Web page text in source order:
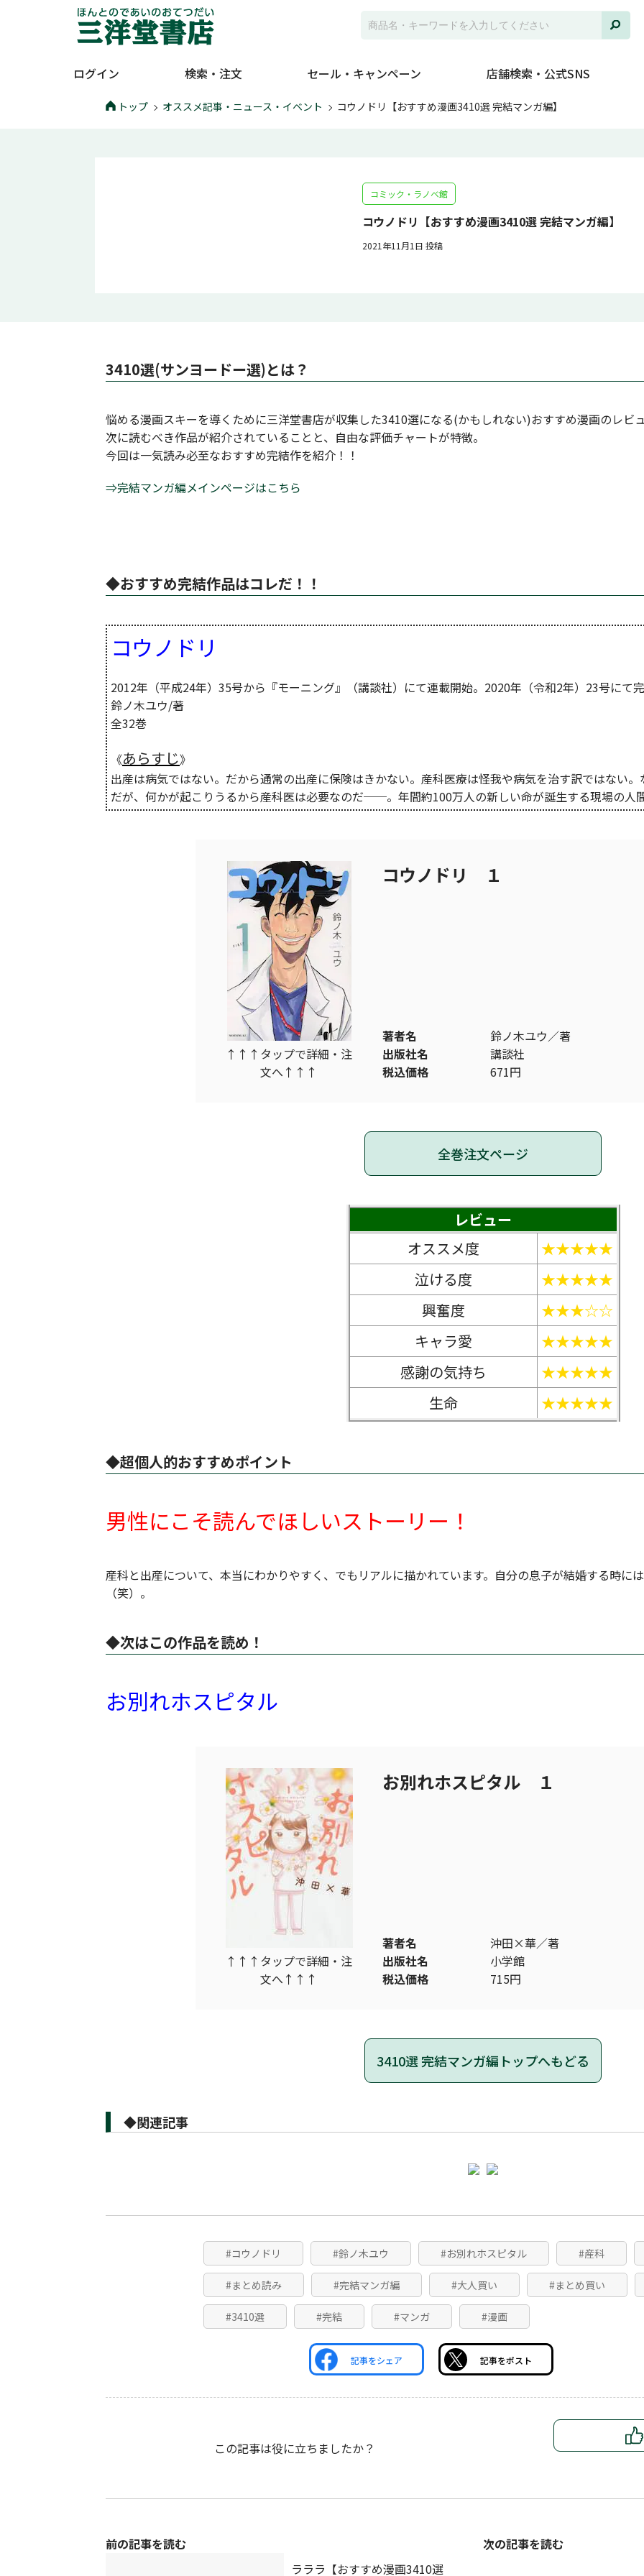
ログイン 検索・注文 セール・キャンペーン 店舗検索・公式SNS
トップ オススメ記事・ニュース・イベント コウノドリ【おすすめ漫画3410選 完結マンガ編】
コミック・ラノベ館
コウノドリ【おすすめ漫画3410選 完結マンガ編】
2021年11月1日 投稿
3410選(サンヨードー選)とは？
悩める漫画スキーを導くために三洋堂書店が収集した3410選になる(かもしれない)おすすめ漫画のレビ
次に読むべき作品が紹介されていることと、自由な評価チャートが特徴。
今回は一気読み必至なおすすめ完結作を紹介！！
⇒完結マンガ編メインページはこちら
◆おすすめ完結作品はコレだ！！
コウノドリ
2012年（平成24年）35号から『モーニング』（講談社）にて連載開始。2020年（令和2年）23号にて
鈴ノ木ユウ/著
全32巻
《あらすじ》
出産は病気ではない。だから通常の出産に保険はきかない。産科医療は怪我や病気を治す訳ではない
だが、何かが起こりうるから産科医は必要なのだ──。年間約100万人の新しい命が誕生する現場の人
↑↑↑タップで詳細・注
文へ↑↑↑
コウノドリ １
著者名
鈴ノ木ユウ／著
出版社名
講談社
税込価格
671円
全巻注文ページ
レビュー
オススメ度
★★★★★
泣ける度
★★★★★
興奮度
★★★☆☆
キャラ愛
★★★★★
感謝の気持ち
★★★★★
生命
★★★★★
◆超個人的おすすめポイント
男性にこそ読んでほしいストーリー！
産科と出産について、本当にわかりやすく、でもリアルに描かれています。自分の息子が結婚する時に
（笑）。
◆次はこの作品を読め！
お別れホスピタル
↑↑↑タップで詳細・注
文へ↑↑↑
お別れホスピタル １
著者名
沖田×華／著
出版社名
小学館
税込価格
715円
3410選 完結マンガ編トップへもどる
◆関連記事
#コウノドリ #鈴ノ木ユウ #お別れホスピタル #産科
#まとめ読み #完結マンガ編 #大人買い #まとめ買い
#3410選 #完結 #マンガ #漫画
記事をシェア 記事をポスト
この記事は役に立ちましたか？
前の記事を読む
ラララ【おすすめ漫画3410選
次の記事を読む